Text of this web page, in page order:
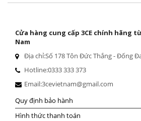
Cửa hàng cung cấp 3CE chính hãng
Nam
Địa chỉ:Số 178 Tôn Đức Thắng - Đống
Hotline:0333 333 373
Email:3cevietnam@gmail.com
Quy định bảo hành
Hình thức thanh toán